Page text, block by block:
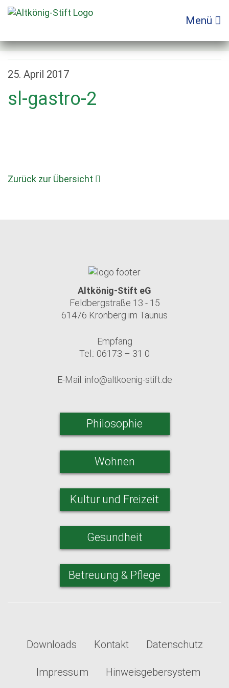
Zum
Inhalt
Menü
25. April 2017
sl-gastro-2
Zurück zur Übersicht
Altkönig-Stift eG
Feldbergstraße 13 - 15
61476 Kronberg im Taunus
Empfang
Tel.: 06173 – 31 0
E-Mail: info@altkoenig-stift.de
Philosophie
Wohnen
Kultur und Freizeit
Gesundheit
Betreuung & Pflege
Downloads Kontakt Datenschutz
Impressum Hinweisgebersystem